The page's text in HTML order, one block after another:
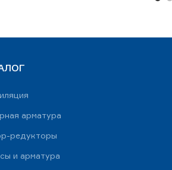
арматура
редукторы
и арматура